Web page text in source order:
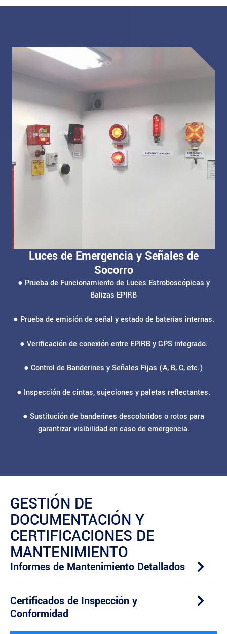
Luces de Emergencia y Señales de
Socorro
● Prueba de Funcionamiento de Luces Estroboscópicas y
Balizas EPIRB
● Prueba de emisión de señal y estado de baterías internas.
● Verificación de conexión entre EPIRB y GPS integrado.
● Control de Banderines y Señales Fijas (A, B, C, etc.)
● Inspección de cintas, sujeciones y paletas reflectantes.
● Sustitución de banderines descoloridos o rotos para
garantizar visibilidad en caso de emergencia.
GESTIÓN DE
DOCUMENTACIÓN Y
CERTIFICACIONES DE
MANTENIMIENTO
Informes de Mantenimiento Detallados
Certificados de Inspección y
Conformidad